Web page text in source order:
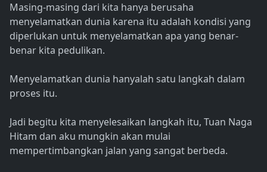
Masing-masing dari kita hanya berusaha
menyelamatkan dunia karena itu adalah kondisi yang
diperlukan untuk menyelamatkan apa yang benar-
benar kita pedulikan.
Menyelamatkan dunia hanyalah satu langkah dalam
proses itu.
Jadi begitu kita menyelesaikan langkah itu, Tuan Naga
Hitam dan aku mungkin akan mulai
mempertimbangkan jalan yang sangat berbeda.